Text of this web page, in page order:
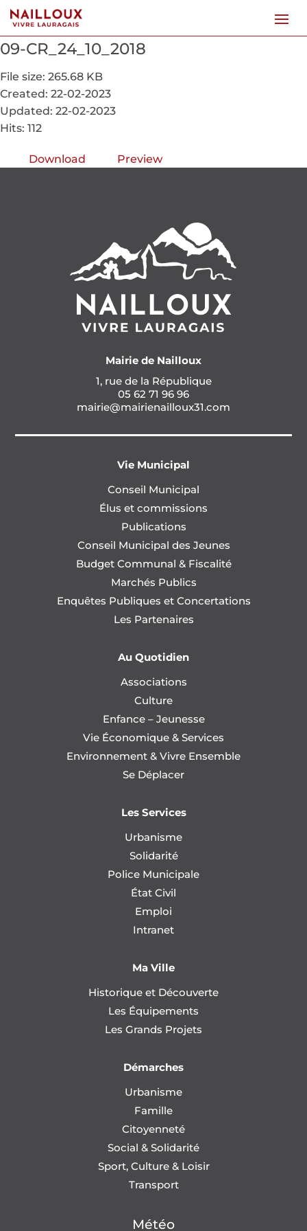
09-CR_24_10_2018
File size: 265.68 KB
Created: 22-02-2023
Updated: 22-02-2023
Hits: 112
Download Preview
Mairie de Nailloux
1, rue de la République
05 62 71 96 96
mairie@mairienailloux31.com
Vie Municipal
Conseil Municipal
Élus et commissions
Publications
Conseil Municipal des Jeunes
Budget Communal & Fiscalité
Marchés Publics
Enquêtes Publiques et Concertations
Les Partenaires
Au Quotidien
Associations
Culture
Enfance – Jeunesse
Vie Économique & Services
Environnement & Vivre Ensemble
Se Déplacer
Les Services
Urbanisme
Solidarité
Police Municipale
État Civil
Emploi
Intranet
Ma Ville
Historique et Découverte
Les Équipements
Les Grands Projets
Démarches
Urbanisme
Famille
Citoyenneté
Social & Solidarité
Sport, Culture & Loisir
Transport
Météo